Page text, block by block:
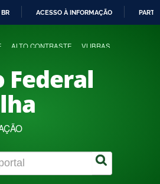
ACESSO À INFORMAÇÃO
ALTO CONTRASTE VLIBRAS